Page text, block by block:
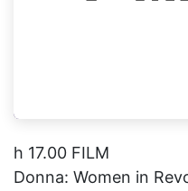
h 17.00 FILM​
Donna: Women in